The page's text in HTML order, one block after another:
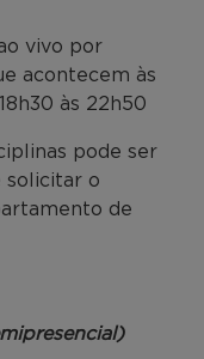
vivo por
acontecem às
às 22h50
pode ser
solicitar o
de